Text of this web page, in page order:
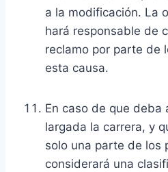
a la modificación. La
hará responsable de
reclamo por parte de
esta causa.
En caso de que deba
largada la carrera, y
solo una parte de los
considerará una